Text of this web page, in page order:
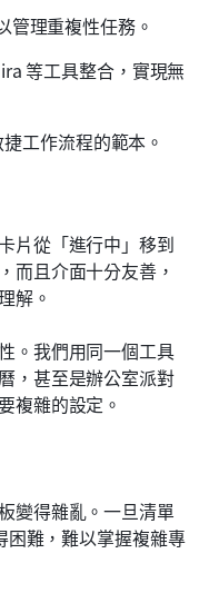
理重複性任務。
等工具整合，實現無
工作流程的範本。
片從「進行中」移到
而且介面十分友善，
解。
。我們用同一個工具
，甚至是辦公室派對
複雜的設定。
變得雜亂。一旦清單
困難，難以掌握複雜專